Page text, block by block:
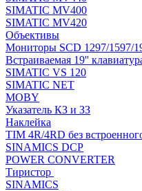
SIMATIC MV400
SIMATIC MV420
Объективы
Мониторы SCD 1297/1597/
Встраиваемая 19''
SIMATIC VS 120
SIMATIC NET
MOBY
Указатель КЗ и ЗЗ
Наклейка
TIM 4R/4RD без
SINAMICS DCP
POWER CONVERTER
Тиристор
SINAMICS